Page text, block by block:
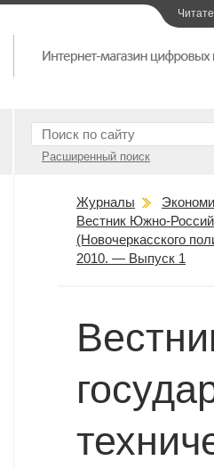
Расширенный поиск
Журналы
Вестник Южно-
(Новочеркасского
2010. — Выпуск 1